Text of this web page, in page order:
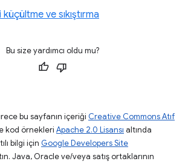
ve sıkıştırma
Bu size yardımcı oldu mu?
bu sayfanın içeriği Creative Commons Atıf
kod örnekleri Apache 2.0 Lisansı altında
bilgi için Google Developers Site
Java, Oracle ve/veya satış ortaklarının